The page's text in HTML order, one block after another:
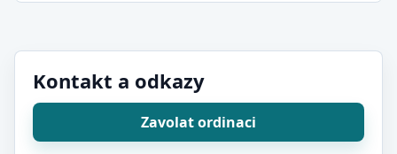
Kontakt a odkazy
Zavolat ordinaci